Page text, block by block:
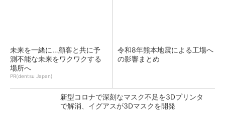
未来を一緒に…顧客と共に予
測不能な未来をワクワクする
場所へ
PR(dentsu Japan)
令和8年熊本地震による工場へ
の影響まとめ
新型コロナで深刻なマスク不足を3Dプリンタ
で解消、イグアスが3Dマスクを開発